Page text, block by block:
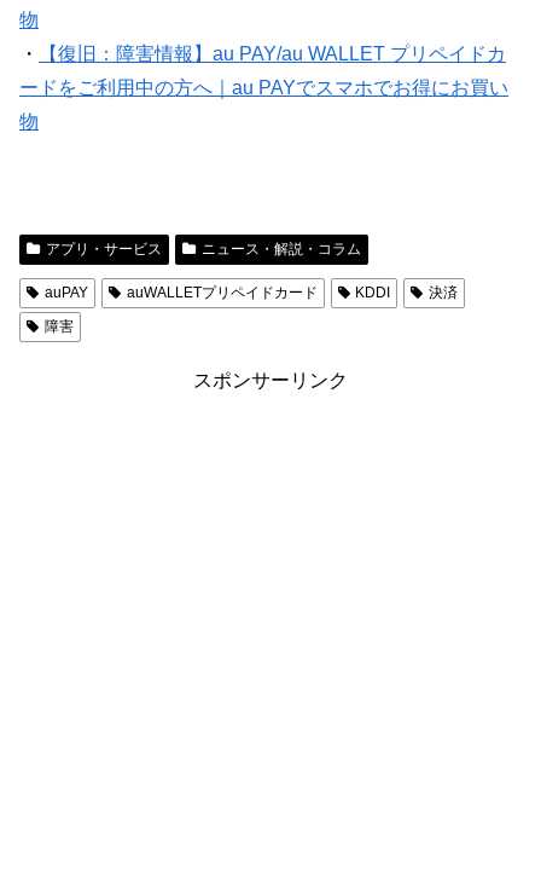
物
・
【復旧：障害情報】au PAY/au WALLET プリペイドカ
ードをご利用中の方へ｜au PAYでスマホでお得にお買い
物
アプリ・サービス ニュース・解説・コラム
auPAY auWALLETプリペイドカード KDDI
決済
障害
スポンサーリンク